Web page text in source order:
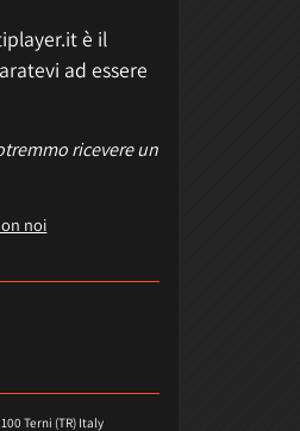
è il
ad essere
ricevere un
noi
Terni (TR) Italy